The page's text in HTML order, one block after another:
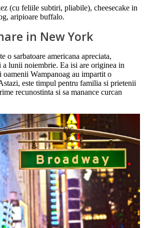
(cu feliile subtiri, pliabile), cheesecake in
aripioare buffalo.
in New York
o sarbatoare americana apreciata,
a lunii noiembrie. Ea isi are originea in
oamenii Wampanoag au impartit o
este timpul pentru familia si prietenii
recunostinta si sa manance curcan